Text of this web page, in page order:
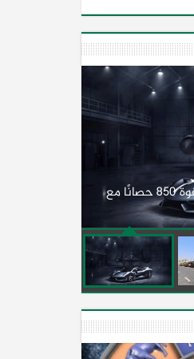
هينيسي تطرح طراز (بلاك بيرد) بقوة 850 حصانًا مع